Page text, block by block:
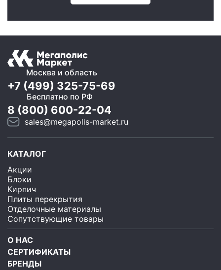
Москва и область
+7 (499) 325-75-69
Бесплатно по РФ
8 (800) 600-22-04
sales@megapolis-market.ru
КАТАЛОГ
Акции
Блоки
Кирпич
Плиты перекрытия
Отделочные материалы
Сопутствующие товары
О НАС
СЕРТИФИКАТЫ
БРЕНДЫ